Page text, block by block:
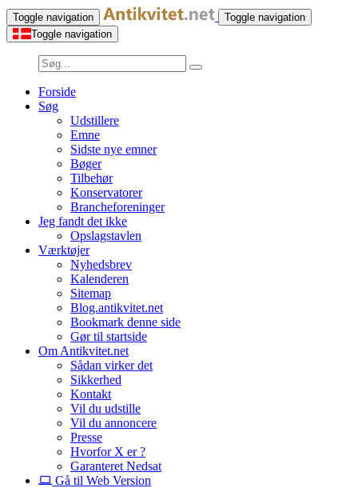
Toggle navigation
Toggle navigation
Toggle navigation
Forside
Søg
Udstillere
Emne
Sidste nye emner
Bøger
Tilbehør
Konservatorer
Brancheforeninger
Jeg fandt det ikke
Opslagstavlen
Værktøjer
Nyhedsbrev
Kalenderen
Sitemap
Blog.antikvitet.net
Bookmark denne side
Gør til startside
Om Antikvitet.net
Sådan virker det
Sikkerhed
Kontakt
Vil du udstille
Vil du annoncere
Presse
Hvorfor X er ?
Garanteret Nedsat
Gå til Web Version